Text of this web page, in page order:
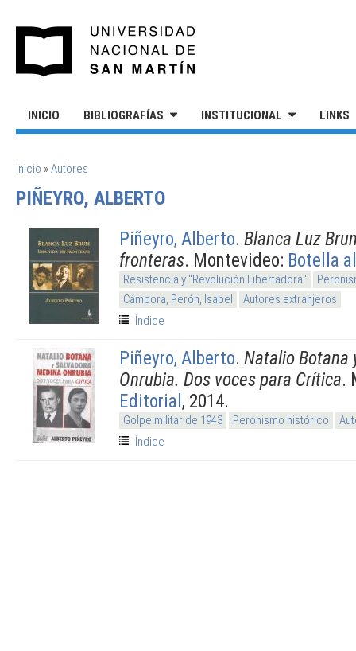
INICIO BIBLIOGRAFÍAS INSTITUCIONAL LINKS
SE ENCUENTRA USTED AQUÍ
Inicio »Autores
PIÑEYRO, ALBERTO
Piñeyro, Alberto. Blanca Luz
fronteras. Montevideo: Botella
Resistencia y "Revolución Libertadora"
Cámpora, Perón, Isabel
Autores extranjeros
Índice
Piñeyro, Alberto. Natalio Botana
Onrubia. Dos voces para Crítica.
Editorial, 2014.
Golpe militar de 1943 Peronismo histórico
Índice